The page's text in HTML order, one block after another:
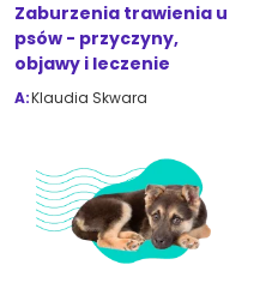
Zaburzenia trawienia u
psów - przyczyny,
objawy i leczenie
A:Klaudia Skwara